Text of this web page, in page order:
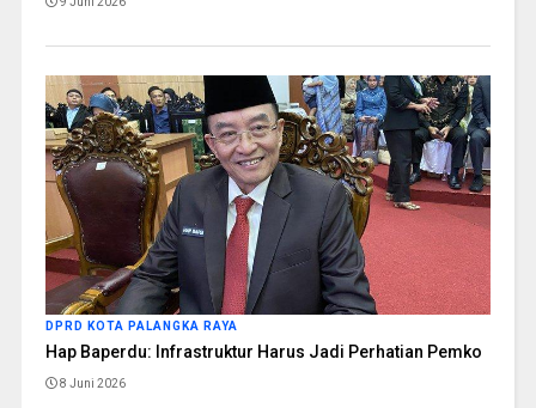
DPRD KOTA PALANGKA RAYA
Hap Baperdu: Infrastruktur Harus Jadi Perhatian Pemko
8 Juni 2026